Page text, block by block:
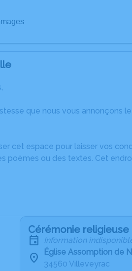
que nous vous annonçons
cet espace pour laisser vos
poèmes ou des textes. Cet
Cérémonie religieuse
Information
Église Assomption de
34560 Villeveyrac